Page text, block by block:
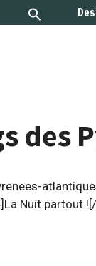
des
Nuit partout